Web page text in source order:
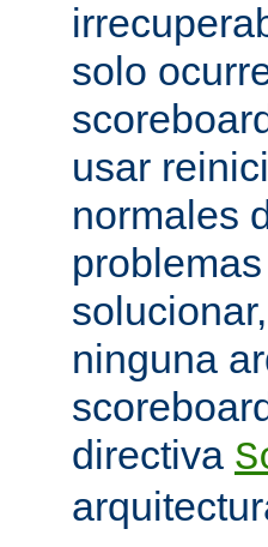
solo
usar
normales
ninguna
directiva